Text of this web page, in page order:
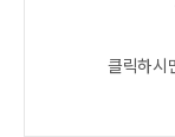
클릭하시